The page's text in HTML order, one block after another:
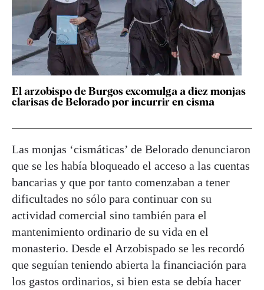
El arzobispo de Burgos excomulga a diez monjas
clarisas de Belorado por incurrir en cisma
Las monjas ‘cismáticas’ de Belorado denunciaron
que se les había bloqueado el acceso a las cuentas
bancarias y que por tanto comenzaban a tener
dificultades no sólo para continuar con su
actividad comercial sino también para el
mantenimiento ordinario de su vida en el
monasterio. Desde el Arzobispado se les recordó
que seguían teniendo abierta la financiación para
los gastos ordinarios, si bien esta se debía hacer